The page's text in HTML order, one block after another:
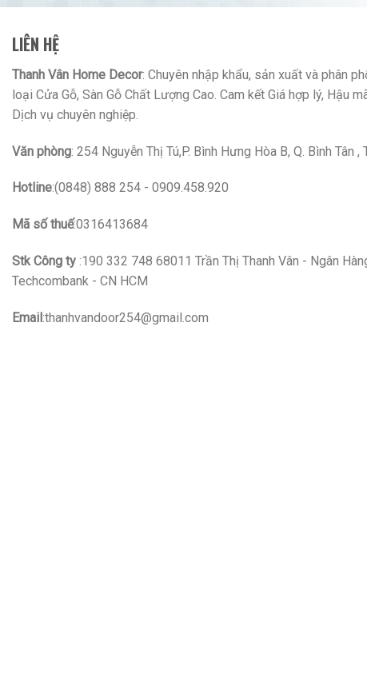
LIÊN HỆ
Thanh Vân Home Decor: Chuyên nhập khẩu, sản xuất và phân
loại Cửa Gỗ, Sàn Gỗ Chất Lượng Cao. Cam kết Giá hợp lý, Hậu
Dịch vụ chuyên nghiệp.
Văn phòng: 254 Nguyễn Thị Tú,P. Bình Hưng Hòa B, Q. Bình Tân ,
Hotline:(0848) 888 254 - 0909.458.920
Mã số thuế:0316413684
Stk Công ty :190 332 748 68011 Trần Thị Thanh Vân - Ngân
Techcombank - CN HCM
Email:thanhvandoor254@gmail.com